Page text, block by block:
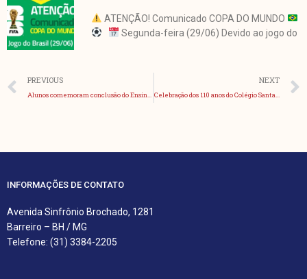
ATENÇÃO! Comunicado COPA DO MUNDO
Segunda-feira (29/06) Devido ao jogo do
Anterior
PREVIOUS
Alunos comemoram conclusão do Ensino Médio em pousada
NEXT
Celebração dos 110 anos do Colégio Santa Maria
INFORMAÇÕES DE CONTATO
Avenida Sinfrônio Brochado, 1281
Barreiro – BH / MG
Telefone: (31) 3384-2205